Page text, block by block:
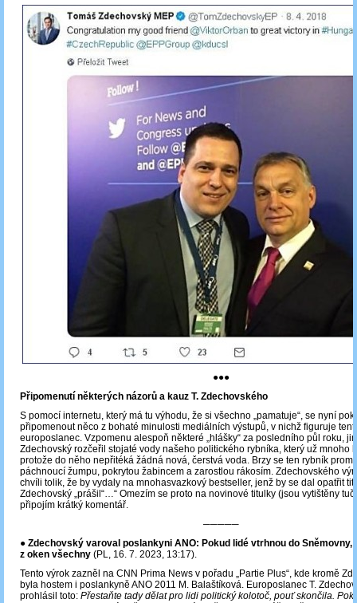
●●●
Připomenutí některých názorů a kauz T. Zdechovského
S pomocí internetu, který má tu výhodu, že si všechno „pamatuje“, se nyní
připomenout něco z bohaté minulosti mediálních výstupů, v nichž figuruje
europoslanec. Vzpomenu alespoň některé „hlášky“ za posledního půl roku,
Zdechovský rozčeřil stojaté vody našeho politického rybníka, který už mnoho
protože do něho nepřitéká žádná nová, čerstvá voda. Brzy se ten rybník
páchnoucí žumpu, pokrytou žabincem a zarostlou rákosím. Zdechovského
chvíli tolik, že by vydaly na mnohasvazkový bestseller, jenž by se dal opatřit
Zdechovský „prášil“…“ Omezím se proto na novinové titulky (jsou vytištěny
připojím krátký komentář.
─────
● Zdechovský varoval poslankyni ANO: Pokud lidé vtrhnou do Sněmovny,
z oken všechny (PL, 16. 7. 2023, 13:17).
Tento výrok zazněl na CNN Prima News v pořadu „Partie Plus“, kde kromě
byla hostem i poslankyně ANO 2011 M. Balaštíková. Europoslanec T.
prohlásil toto: Přestaňte tady dělat pro lidi politický kolotoč, pouť skončila.